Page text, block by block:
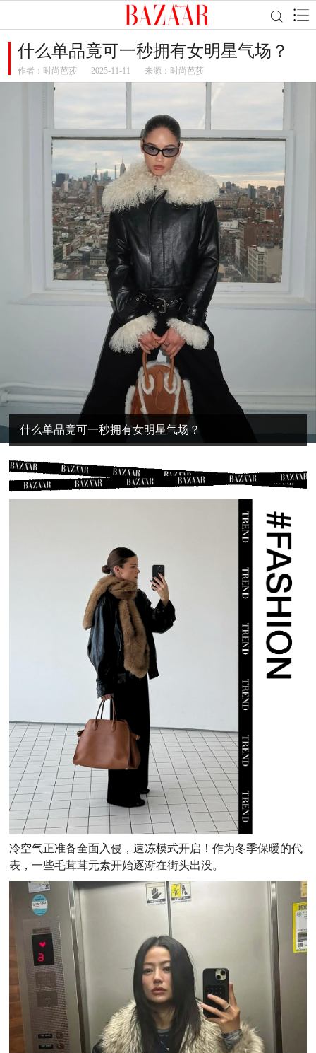
什么单品竟可一秒拥有女明星气场？
作者： 时尚芭莎 2025-11-11 来源：时尚芭莎
什么单品竟可一秒拥有女明星气场？
冷空气正准备全面入侵，速冻模式开启！作为冬季保暖的代
表，一些毛茸茸元素开始逐渐在街头出没。